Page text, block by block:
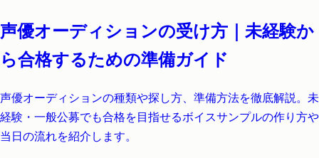
声優オーディションの受け方｜未経験か
ら合格するための準備ガイド
声優オーディションの種類や探し方、準備方法を徹底解説。未
経験・一般公募でも合格を目指せるボイスサンプルの作り方や
当日の流れを紹介します。